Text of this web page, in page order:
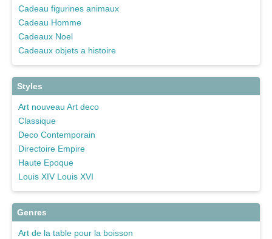
Cadeau figurines animaux
Cadeau Homme
Cadeaux Noel
Cadeaux objets a histoire
Styles
Art nouveau Art deco
Classique
Deco Contemporain
Directoire Empire
Haute Epoque
Louis XIV Louis XVI
Genres
Art de la table pour la boisson